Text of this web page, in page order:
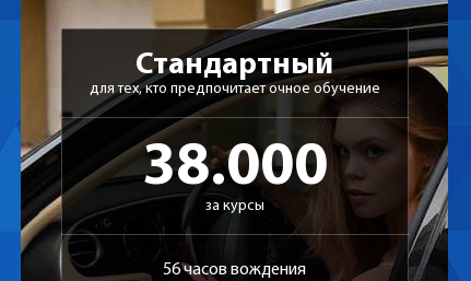
Стандартный
для тех, кто предпочитает очное обучение
38.000
за курсы
56 часов вождения